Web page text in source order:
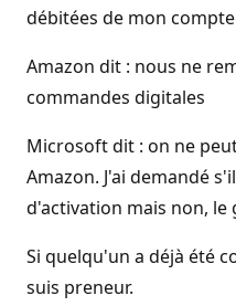
débitées de mon compte
Amazon dit : nous ne
commandes digitales
Microsoft dit : on ne
Amazon. J'ai demandé
d'activation mais non, le
Si quelqu'un a déjà été
suis preneur.